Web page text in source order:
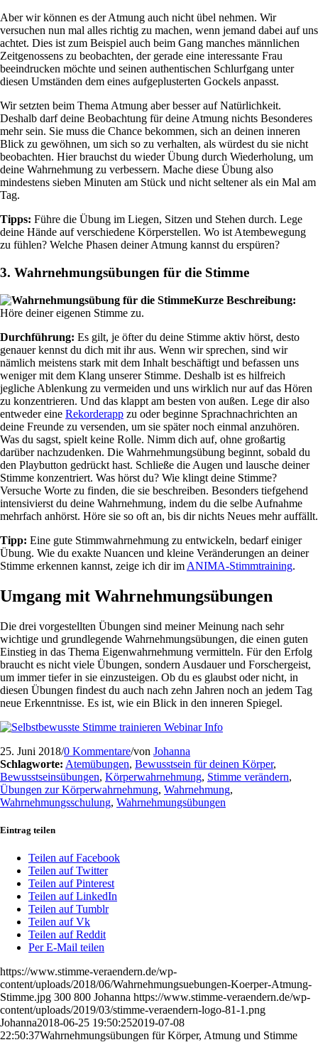
Aber wir können es der Atmung auch nicht übel nehmen. Wir
versuchen nun mal alles richtig zu machen, wenn jemand dabei auf uns
achtet. Dies ist zum Beispiel auch beim Gang manches männlichen
Zeitgenossens zu beobachten, der gerade eine interessante Frau
beeindrucken möchte und seinen authentischen Schlurfgang unter
diesen Umständen dem eines aufgeplusterten Gockels anpasst.
Wir setzten beim Thema Atmung aber besser auf Natürlichkeit.
Deshalb darf deine Beobachtung für deine Atmung nichts Besonderes
mehr sein. Sie muss die Chance bekommen, sich an deinen inneren
Blick zu gewöhnen, um sich so zu verhalten, als würdest du sie nicht
beobachten. Hier brauchst du wieder Übung durch Wiederholung, um
deine Wahrnehmung zu verbessern. Mache diese Übung also
mindestens sieben Minuten am Stück und nicht seltener als ein Mal am
Tag.
Tipps: Führe die Übung im Liegen, Sitzen und Stehen durch. Lege
deine Hände auf verschiedene Körperstellen. Wo ist Atembewegung
zu fühlen? Welche Phasen deiner Atmung kannst du erspüren?
3. Wahrnehmungsübungen für die Stimme
Kurze Beschreibung:
Höre deiner eigenen Stimme zu.
Durchführung: Es gilt, je öfter du deine Stimme aktiv hörst, desto
genauer kennst du dich mit ihr aus. Wenn wir sprechen, sind wir
nämlich meistens stark mit dem Inhalt beschäftigt und befassen uns
weniger mit dem Klang unserer Stimme. Deshalb ist es hilfreich
jegliche Ablenkung zu vermeiden und uns wirklich nur auf das Hören
zu konzentrieren. Und das klappt am besten von außen. Lege dir also
entweder eine Rekorderapp zu oder beginne Sprachnachrichten an
deine Freunde zu versenden, um sie später noch einmal anzuhören.
Was du sagst, spielt keine Rolle. Nimm dich auf, ohne großartig
darüber nachzudenken. Die Wahrnehmungsübung beginnt, sobald du
den Playbutton gedrückt hast. Schließe die Augen und lausche deiner
Stimme konzentriert. Was hörst du? Wie klingt deine Stimme?
Versuche Worte zu finden, die sie beschreiben. Besonders tiefgehend
intensivierst du deine Wahrnehmung, indem du die selbe Aufnahme
mehrfach anhörst. Höre sie so oft an, bis dir nichts Neues mehr auffällt.
Tipp: Eine gute Stimmwahrnehmung zu entwickeln, bedarf einiger
Übung. Wie du exakte Nuancen und kleine Veränderungen an deiner
Stimme erkennen kannst, zeige ich dir im ANIMA-Stimmtraining.
Umgang mit Wahrnehmungsübungen
Die drei vorgestellten Übungen sind meiner Meinung nach sehr
wichtige und grundlegende Wahrnehmungsübungen, die einen guten
Einstieg in das Thema Eigenwahrnehmung vermitteln. Für den Erfolg
braucht es nicht viele Übungen, sondern Ausdauer und Forschergeist,
um immer tiefer in sie einzusteigen. Ob du es glaubst oder nicht, in
diesen Übungen findest du auch nach zehn Jahren noch an jedem Tag
neue Erkenntnisse. Es ist, wie ein Blick in den inneren Spiegel.
25. Juni 2018/0 Kommentare/von Johanna
Schlagworte: Atemübungen, Bewusstsein für deinen Körper,
Bewusstseinsübungen, Körperwahrnehmung, Stimme verändern,
Übungen zur Körperwahrnehmung, Wahrnehmung,
Wahrnehmungsschulung, Wahrnehmungsübungen
Eintrag teilen
Teilen auf Facebook
Teilen auf Twitter
Teilen auf Pinterest
Teilen auf LinkedIn
Teilen auf Tumblr
Teilen auf Vk
Teilen auf Reddit
Per E-Mail teilen
https://www.stimme-veraendern.de/wp-
content/uploads/2018/06/Wahrnehmungsuebungen-Koerper-Atmung-
Stimme.jpg 300 800 Johanna https://www.stimme-veraendern.de/wp-
content/uploads/2019/03/stimme-veraendern-logo-81-1.png
Johanna2018-06-25 19:50:252019-07-08
22:50:37Wahrnehmungsübungen für Körper, Atmung und Stimme